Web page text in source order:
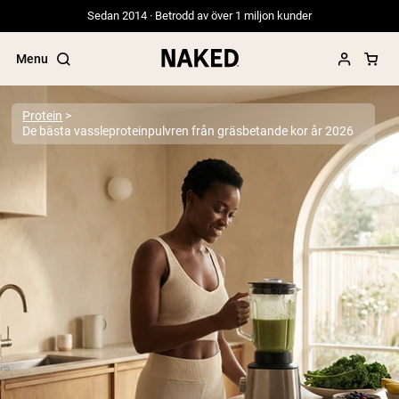
Sedan 2014 · Betrodd av över 1 miljon kunder
Menu
Populära söktermer
”Protein Powder“
”Micellar Casein“
PROTEIN POWDERS Best Seller
Gräsbetat vassleprotein
Vassleisolat från gräsbetande djur
Getproteinpulver från get
Protein
De bästa vassleproteinpulvren från gräsbetande kor år 2026